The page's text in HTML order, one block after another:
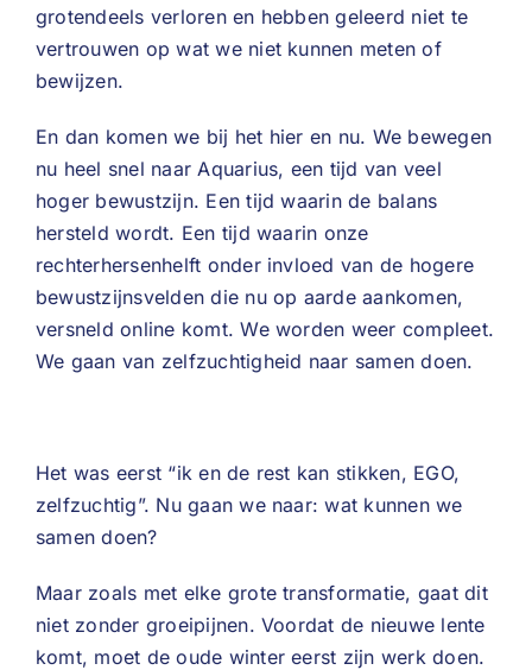
grotendeels verloren en hebben geleerd niet te
vertrouwen op wat we niet kunnen meten of
bewijzen.
En dan komen we bij het hier en nu. We bewegen
nu heel snel naar Aquarius, een tijd van veel
hoger bewustzijn. Een tijd waarin de balans
hersteld wordt. Een tijd waarin onze
rechterhersenhelft onder invloed van de hogere
bewustzijnsvelden die nu op aarde aankomen,
versneld online komt. We worden weer compleet.
We gaan van zelfzuchtigheid naar samen doen.
Het was eerst “ik en de rest kan stikken, EGO,
zelfzuchtig”. Nu gaan we naar: wat kunnen we
samen doen?
Maar zoals met elke grote transformatie, gaat dit
niet zonder groeipijnen. Voordat de nieuwe lente
komt, moet de oude winter eerst zijn werk doen.